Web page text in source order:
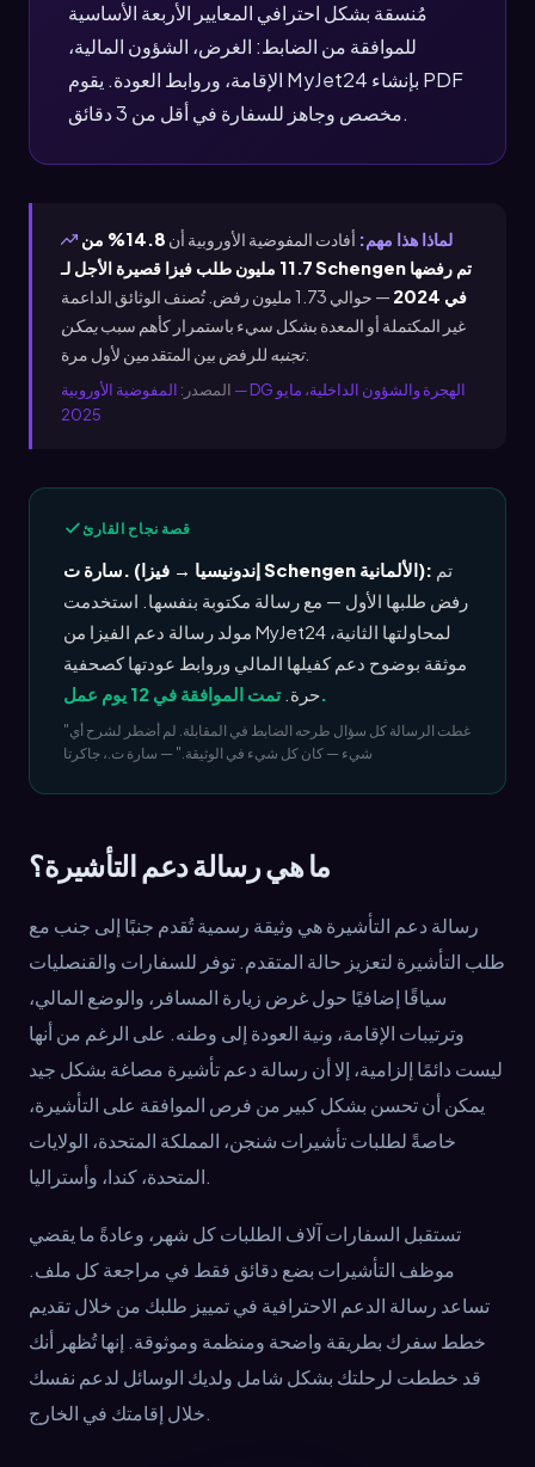
مُنسقة بشكل احترافي المعايير الأربعة الأساسية
للموافقة من الضابط: الغرض، الشؤون المالية،
الإقامة، وروابط العودة. يقوم MyJet24 بإنشاء PDF
مخصص وجاهز للسفارة في أقل من 3 دقائق.
لماذا هذا مهم: أفادت المفوضية الأوروبية أن
14.8% من
11.7 مليون طلب فيزا قصيرة الأجل لـ Schengen تم رفضها
في 2024
— حوالي 1.73 مليون رفض. تُصنف الوثائق الداعمة
غير المكتملة أو المعدة بشكل سيء باستمرار كأهم سببيمكن
تجنبهللرفض بين المتقدمين لأول مرة.
المصدر: المفوضية الأوروبية — DG الهجرة والشؤون الداخلية، مايو
2025
قصة نجاح القارئ
سارة ت. (إندونيسيا → فيزا Schengen الألمانية):
رفض طلبها الأول — مع رسالة مكتوبة بنفسها. استخدمت
مولد رسالة دعم الفيزا من MyJet24 لمحاولتها الثانية،
موثقة بوضوح دعم كفيلها المالي وروابط عودتها كصحفية
حرة.تمت الموافقة في 12 يوم عمل.
"غطت الرسالة كل سؤال طرحه الضابط في المقابلة. لم أضطر لشرح أي
شيء — كان كل شيء في الوثيقة." — سارة ت.، جاكرتا
ما هي رسالة دعم التأشيرة؟
رسالة دعم التأشيرة هي وثيقة رسمية تُقدم جنبًا إلى جنب مع
طلب التأشيرة لتعزيز حالة المتقدم. توفر للسفارات والقنصليات
سياقًا إضافيًا حول غرض زيارة المسافر، والوضع المالي،
وترتيبات الإقامة، ونية العودة إلى وطنه. على الرغم من أنها
ليست دائمًا إلزامية، إلا أن رسالة دعم تأشيرة مصاغة بشكل جيد
يمكن أن تحسن بشكل كبير من فرص الموافقة على التأشيرة،
خاصةً لطلبات تأشيرات شنجن، المملكة المتحدة، الولايات
المتحدة، كندا، وأستراليا.
تستقبل السفارات آلاف الطلبات كل شهر، وعادةً ما يقضي
موظف التأشيرات بضع دقائق فقط في مراجعة كل ملف.
تساعد رسالة الدعم الاحترافية في تمييز طلبك من خلال تقديم
خطط سفرك بطريقة واضحة ومنظمة وموثوقة. إنها تُظهر أنك
قد خططت لرحلتك بشكل شامل ولديك الوسائل لدعم نفسك
خلال إقامتك في الخارج.